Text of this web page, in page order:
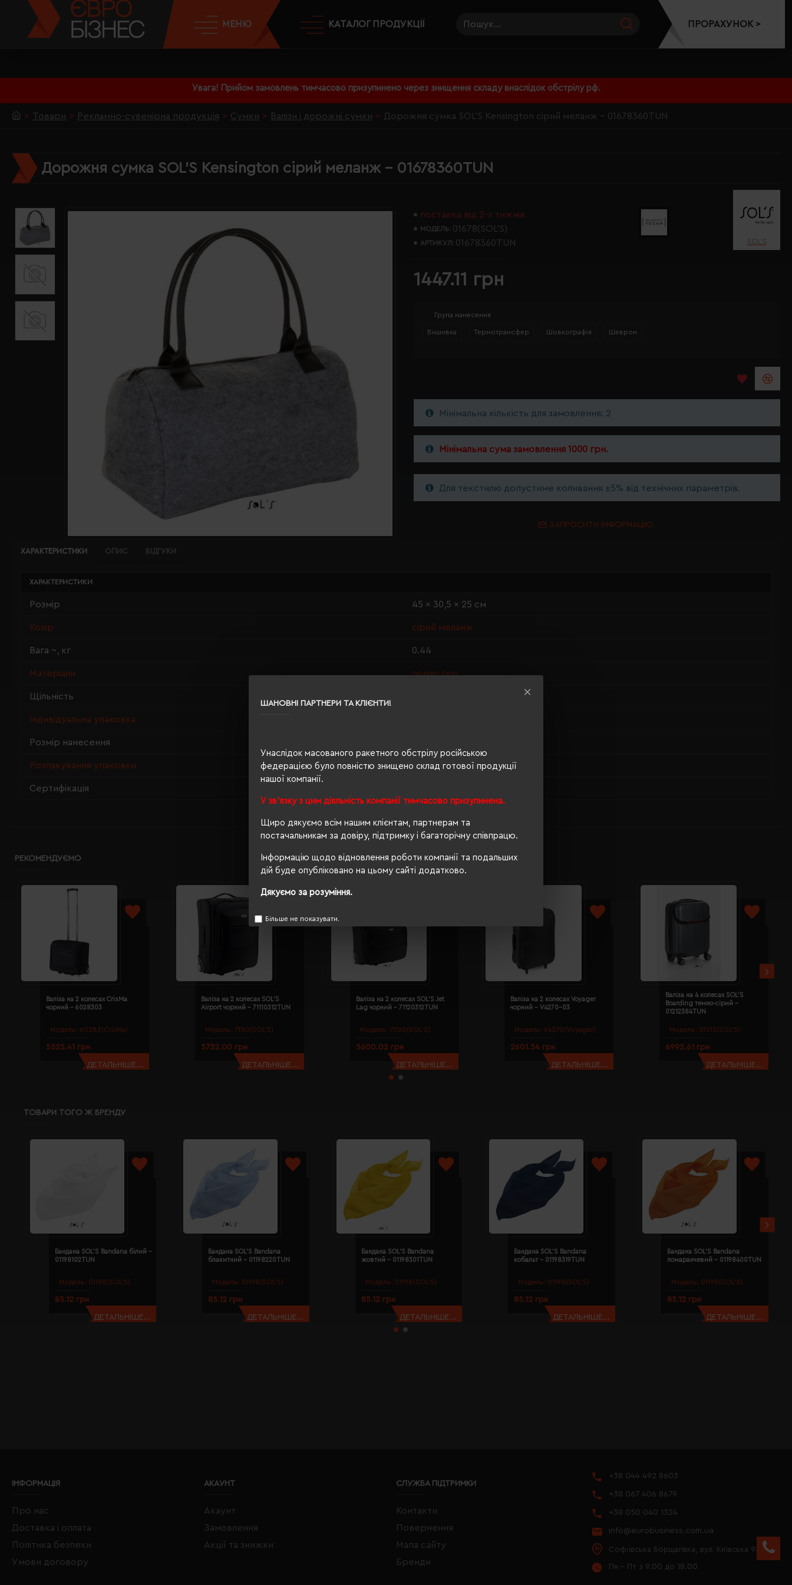
ШАНОВНІ ПАРТНЕРИ ТА КЛІЄНТИ!
Унаслідок масованого ракетного обстрілу російською
федерацією було повністю знищено склад готової продукції
нашої компанії.
У зв'язку з цим діяльність компанії тимчасово призупинена.
Щиро дякуємо всім нашим клієнтам, партнерам та
постачальникам за довіру, підтримку і багаторічну співпрацю.
Інформацію щодо відновлення роботи компанії та подальших
дій буде опубліковано на цьому сайті додатково.
Дякуємо за розуміння.
Більше не показувати.
Увага! Прийом замовлень тимчасово призупинено через знищення складу внаслідок обстрілу рф.
МЕНЮ КАТАЛОГ ПРОДУКЦІЇ ПРОРАХУНОК >
Товари Рекламно-сувенірна продукція Сумки Валізи і дорожні сумки Дорожня сумка SOL'S Kensington сірий меланж - 01678360TUN
Дорожня сумка SOL'S Kensington сірий меланж - 01678360TUN
поставка від 2-х тижнів
МОДЕЛЬ: 01678(SOL’S)
АРТИКУЛ: 01678360TUN SOL’S
1447.11 грн
Група нанесення
Вишивка Термотрансфер Шовкографія Шеврон
Мінімальна кількість для замовлення: 2
Мінімальна сума замовлення 1000 грн.
Для текстилю допустиме коливання ±5% від технічних параметрів.
ЗАПРОСИТИ ІНФОРМАЦІЮ
ХАРАКТЕРИСТИКИ ОПИС ВІДГУКИ
ХАРАКТЕРИСТИКИ
Розмір 45 x 30,5 x 25 см
Колір сірий меланж
Вага ~, кг 0.44
Матеріали поліестер
Щільність
Індивідуальна упаковка
Розмір нанесення
Розпакування упаковки Ні
Сертифікація
РЕКОМЕНДУЄМО
Модель: 60283(CrisMa)
Валіза на 2 колесах CrisMa
чорний - 6028303
5525.41 грн
ДЕТАЛЬНІШЕ...
Модель: 71110(SOL’S)
Валіза на 2 колесах SOL'S
Airport чорний - 71110312TUN
5732.00 грн
ДЕТАЛЬНІШЕ...
Модель: 71120(SOL’S)
Валіза на 2 колесах SOL'S Jet
Lag чорний - 71120312TUN
5600.02 грн
ДЕТАЛЬНІШЕ...
Модель: V4270(Voyager)
Валіза на 2 колесах Voyager
чорний - V4270-03
2601.54 грн
ДЕТАЛЬНІШЕ...
Модель: 01212(SOL’S)
Валіза на 4 колесах SOL'S
Boarding темно-сірий -
01212384TUN
6992.61 грн
ДЕТАЛЬНІШЕ...
ТОВАРИ ТОГО Ж БРЕНДУ
Модель: 01198(SOL’S)
Бандана SOL'S Bandana білий -
01198102TUN
85.12 грн
ДЕТАЛЬНІШЕ...
Модель: 01198(SOL’S)
Бандана SOL'S Bandana
блакитний - 01198220TUN
85.12 грн
ДЕТАЛЬНІШЕ...
Модель: 01198(SOL’S)
Бандана SOL'S Bandana
жовтий - 01198301TUN
85.12 грн
ДЕТАЛЬНІШЕ...
Модель: 01198(SOL’S)
Бандана SOL'S Bandana
кобальт - 01198319TUN
85.12 грн
ДЕТАЛЬНІШЕ...
Модель: 01198(SOL’S)
Бандана SOL'S Bandana
помаранчевий - 01198400TUN
85.12 грн
ДЕТАЛЬНІШЕ...
ІНФОРМАЦІЯ
Про нас
Доставка і оплата
Політика безпеки
Умови договору
АКАУНТ
Акаунт
Замовлення
Акції та знижки
СЛУЖБА ПІДТРИМКИ
Контакти
Повернення
Мапа сайту
Бренди
+38 044 492 8603
+38 067 406 8679
+38 050 040 1324
info@eurobusiness.com.ua
Софіївська Борщагівка, вул. Київська 97
Пн - Пт з 9.00 до 18.00